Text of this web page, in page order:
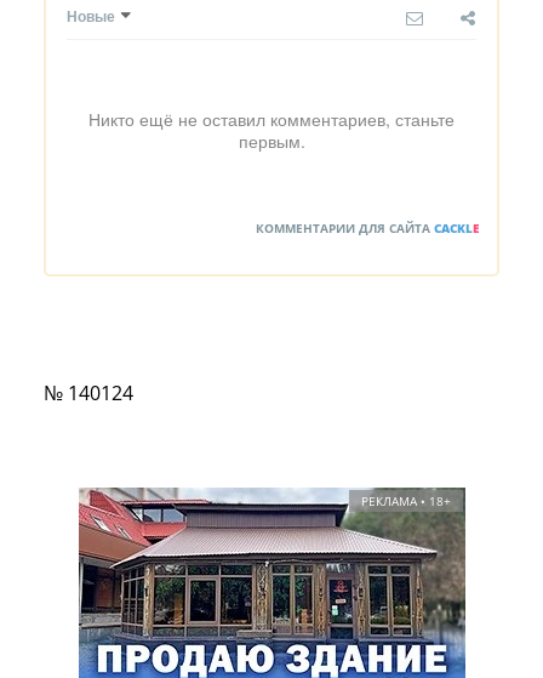
Новые
Никто ещё не оставил комментариев, станьте
первым.
КОММЕНТАРИИ ДЛЯ САЙТА CACKLE
№ 140124
РЕКЛАМА • 18+